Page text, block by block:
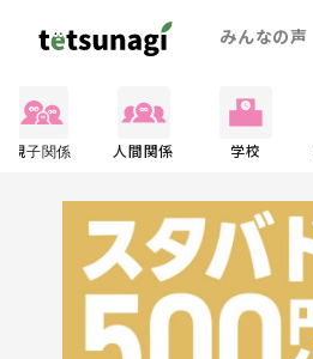
みんなの声
親子関係 人間関係 学校